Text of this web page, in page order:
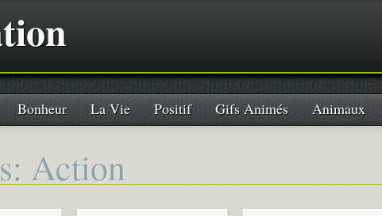
Bonheur La Vie Positif Gifs Animés Animaux
Action